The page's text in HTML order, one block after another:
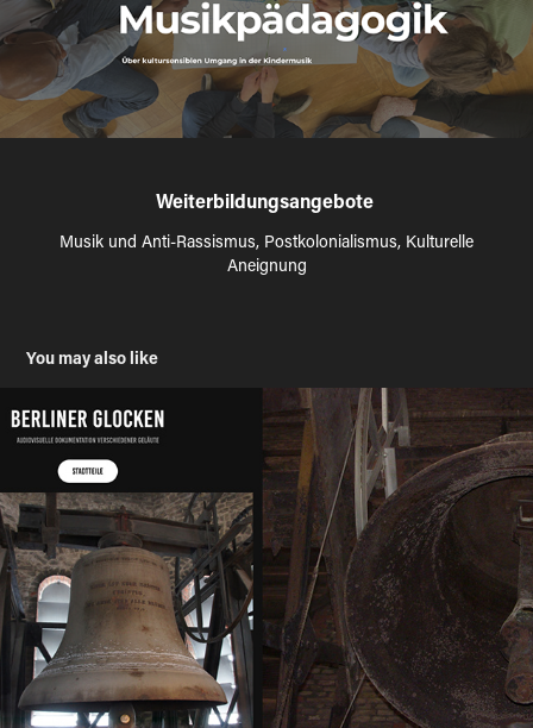
Weiterbildungsangebote
Musik und Anti-Rassismus, Postkolonialismus, Kulturelle
Aneignung
You may also like